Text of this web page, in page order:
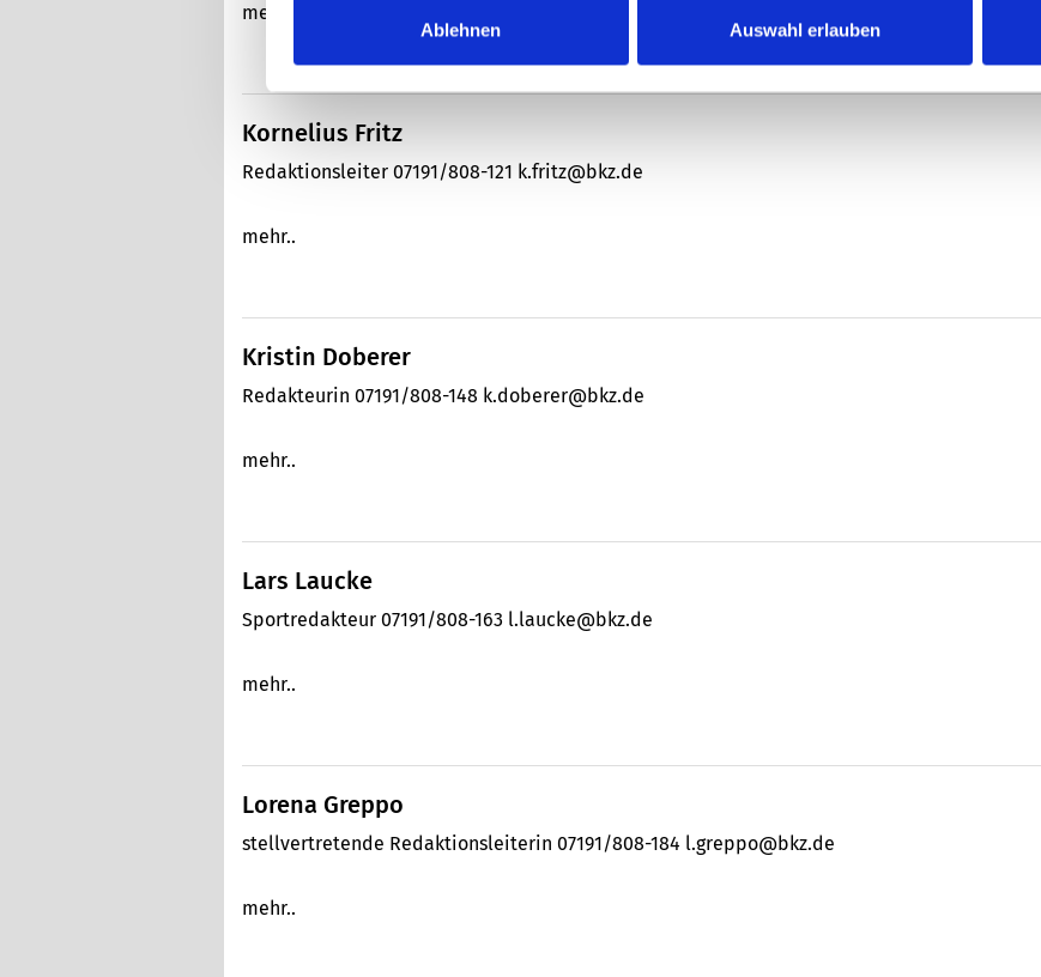
Ablehnen Auswahl erlauben
mehr..
Kornelius Fritz
Redaktionsleiter 07191/808-121 k.fritz@bkz.de
mehr..
Kristin Doberer
Redakteurin 07191/808-148 k.doberer@bkz.de
mehr..
Lars Laucke
Sportredakteur 07191/808-163 l.laucke@bkz.de
mehr..
Lorena Greppo
stellvertretende Redaktionsleiterin 07191/808-184 l.greppo@bkz.de
mehr..